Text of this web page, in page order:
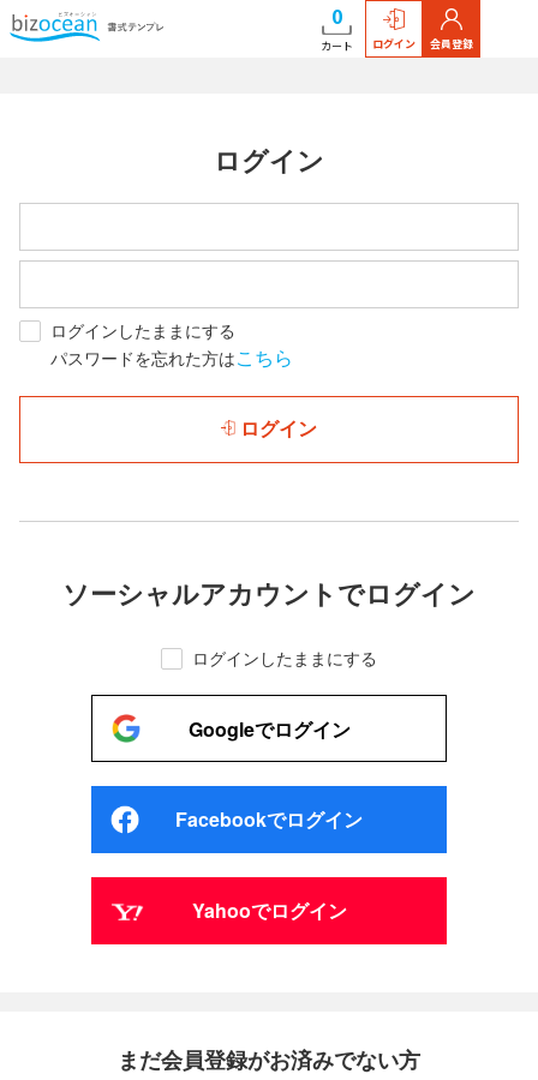
0
カート ログイン 会員登録
ログイン
ログインしたままにする
パスワードを忘れた方はこちら
ログイン
ソーシャルアカウントでログイン
ログインしたままにする
Googleでログイン
Facebookでログイン
Yahooでログイン
まだ会員登録がお済みでない方